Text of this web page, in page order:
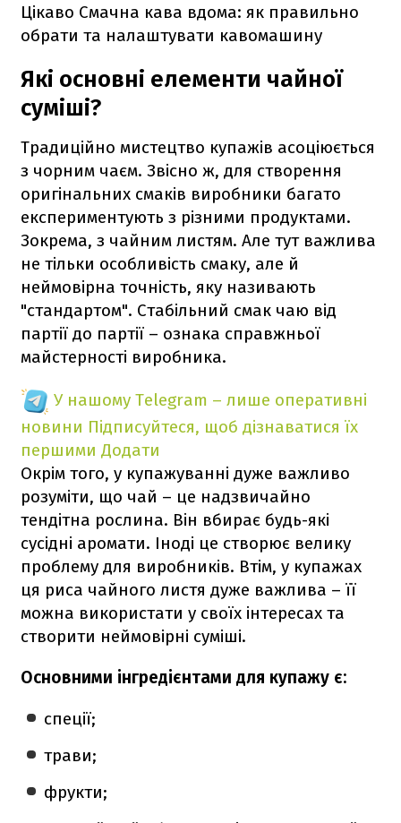
Цікаво Смачна кава вдома: як правильно
обрати та налаштувати кавомашину
Які основні елементи чайної
суміші?
Традиційно мистецтво купажів асоціюється
з чорним чаєм. Звісно ж, для створення
оригінальних смаків виробники багато
експериментують з різними продуктами.
Зокрема, з чайним листям. Але тут важлива
не тільки особливість смаку, але й
неймовірна точність, яку називають
"стандартом". Стабільний смак чаю від
партії до партії – ознака справжньої
майстерності виробника.
У нашому Telegram – лише оперативні
новини Підписуйтеся, щоб дізнаватися їх
першими Додати
Окрім того, у купажуванні дуже важливо
розуміти, що чай – це надзвичайно
тендітна рослина. Він вбирає будь-які
сусідні аромати. Іноді це створює велику
проблему для виробників. Втім, у купажах
ця риса чайного листя дуже важлива – її
можна використати у своїх інтересах та
створити неймовірні суміші.
Основними інгредієнтами для купажу є:
спеції;
трави;
фрукти;